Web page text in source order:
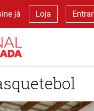
já Loja Entrar